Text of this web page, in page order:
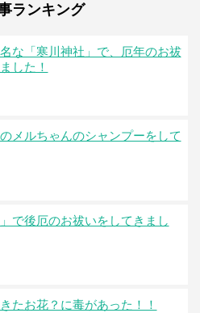
ランキング
な「寒川神社」で、厄年のお祓
した！
メルちゃんのシャンプーをして
」で後厄のお祓いをしてきまし
たお花？に毒があった！！